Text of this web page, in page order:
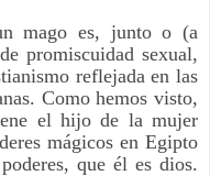
mago es, junto o (a
promiscuidad sexual,
reflejada en las
Como hemos visto,
el hijo de la mujer
mágicos en Egipto
que él es dios.